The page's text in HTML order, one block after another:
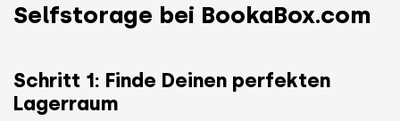
Selfstorage bei BookaBox.com
Schritt 1: Finde Deinen perfekten
Lagerraum